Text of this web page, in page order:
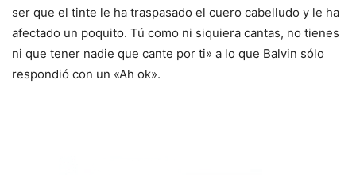
ser que el tinte le ha traspasado el cuero cabelludo y le ha
afectado un poquito. Tú como ni siquiera cantas, no tienes
ni que tener nadie que cante por ti» a lo que Balvin sólo
respondió con un «Ah ok».